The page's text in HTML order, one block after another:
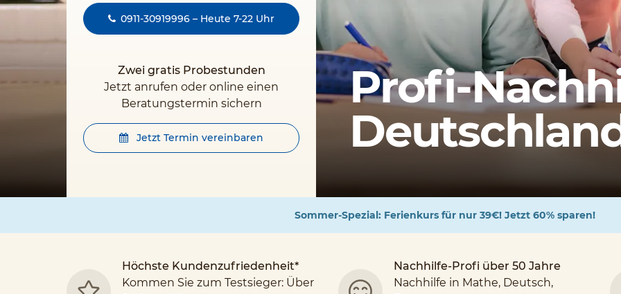
Profi-
Zwei gratis Probestunden
Jetzt anrufen oder online einen
Beratungstermin sichern
0911-30919996 – Heute 7-22 Uhr
Jetzt Termin vereinbaren
Sommer-Spezial: Ferienkurs für nur 39€! Jetzt 60% sparen!
Höchste Kundenzufriedenheit*
Kommen Sie zum Testsieger: Über
Nachhilfe-Profi über 50 Jahre
Nachhilfe in Mathe, Deutsch,